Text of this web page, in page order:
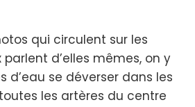
qui circulent sur les
d’elles mêmes, on y
d’eau se déverser dans les
les artères du centre